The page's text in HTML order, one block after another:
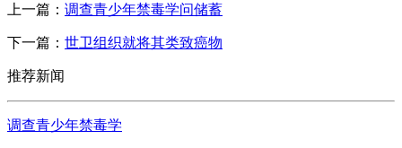
上一篇： 调查青少年禁毒学问储蓄
下一篇： 世卫组织就将其类致癌物
推荐新闻
调查青少年禁毒学